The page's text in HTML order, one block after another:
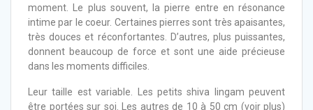
moment. Le plus souvent, la pierre entre en résonance
intime par le coeur. Certaines pierres sont très apaisantes,
très douces et réconfortantes. D’autres, plus puissantes,
donnent beaucoup de force et sont une aide précieuse
dans les moments difficiles.
Leur taille est variable. Les petits shiva lingam peuvent
être portées sur soi. Les autres de 10 à 50 cm (voir plus)